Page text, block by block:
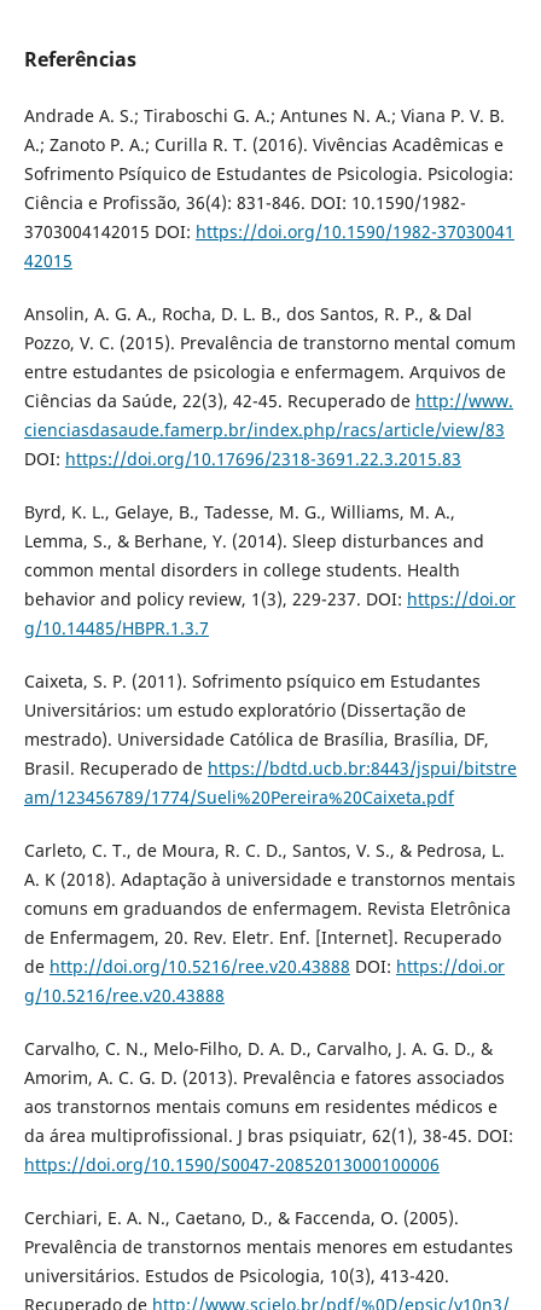
Referências
Andrade A. S.; Tiraboschi G. A.; Antunes N. A.; Viana P. V. B.
A.; Zanoto P. A.; Curilla R. T. (2016). Vivências Acadêmicas e
Sofrimento Psíquico de Estudantes de Psicologia. Psicologia:
Ciência e Profissão, 36(4): 831-846. DOI: 10.1590/1982-
3703004142015 DOI: https://doi.org/10.1590/1982-37030041
42015
Ansolin, A. G. A., Rocha, D. L. B., dos Santos, R. P., & Dal
Pozzo, V. C. (2015). Prevalência de transtorno mental comum
entre estudantes de psicologia e enfermagem. Arquivos de
Ciências da Saúde, 22(3), 42-45. Recuperado de http://www.
cienciasdasaude.famerp.br/index.php/racs/article/view/83
DOI: https://doi.org/10.17696/2318-3691.22.3.2015.83
Byrd, K. L., Gelaye, B., Tadesse, M. G., Williams, M. A.,
Lemma, S., & Berhane, Y. (2014). Sleep disturbances and
common mental disorders in college students. Health
behavior and policy review, 1(3), 229-237. DOI: https://doi.or
g/10.14485/HBPR.1.3.7
Caixeta, S. P. (2011). Sofrimento psíquico em Estudantes
Universitários: um estudo exploratório (Dissertação de
mestrado). Universidade Católica de Brasília, Brasília, DF,
Brasil. Recuperado de https://bdtd.ucb.br:8443/jspui/bitstre
am/123456789/1774/Sueli%20Pereira%20Caixeta.pdf
Carleto, C. T., de Moura, R. C. D., Santos, V. S., & Pedrosa, L.
A. K (2018). Adaptação à universidade e transtornos mentais
comuns em graduandos de enfermagem. Revista Eletrônica
de Enfermagem, 20. Rev. Eletr. Enf. [Internet]. Recuperado
de http://doi.org/10.5216/ree.v20.43888 DOI: https://doi.or
g/10.5216/ree.v20.43888
Carvalho, C. N., Melo-Filho, D. A. D., Carvalho, J. A. G. D., &
Amorim, A. C. G. D. (2013). Prevalência e fatores associados
aos transtornos mentais comuns em residentes médicos e
da área multiprofissional. J bras psiquiatr, 62(1), 38-45. DOI:
https://doi.org/10.1590/S0047-20852013000100006
Cerchiari, E. A. N., Caetano, D., & Faccenda, O. (2005).
Prevalência de transtornos mentais menores em estudantes
universitários. Estudos de Psicologia, 10(3), 413-420.
Recuperado de http://www.scielo.br/pdf/%0D/epsic/v10n3/